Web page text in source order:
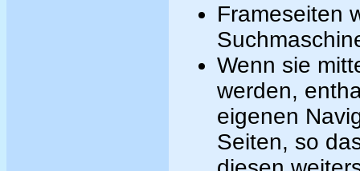
Frameseiten
Wenn sie
werden,
eigenen
Seiten, so